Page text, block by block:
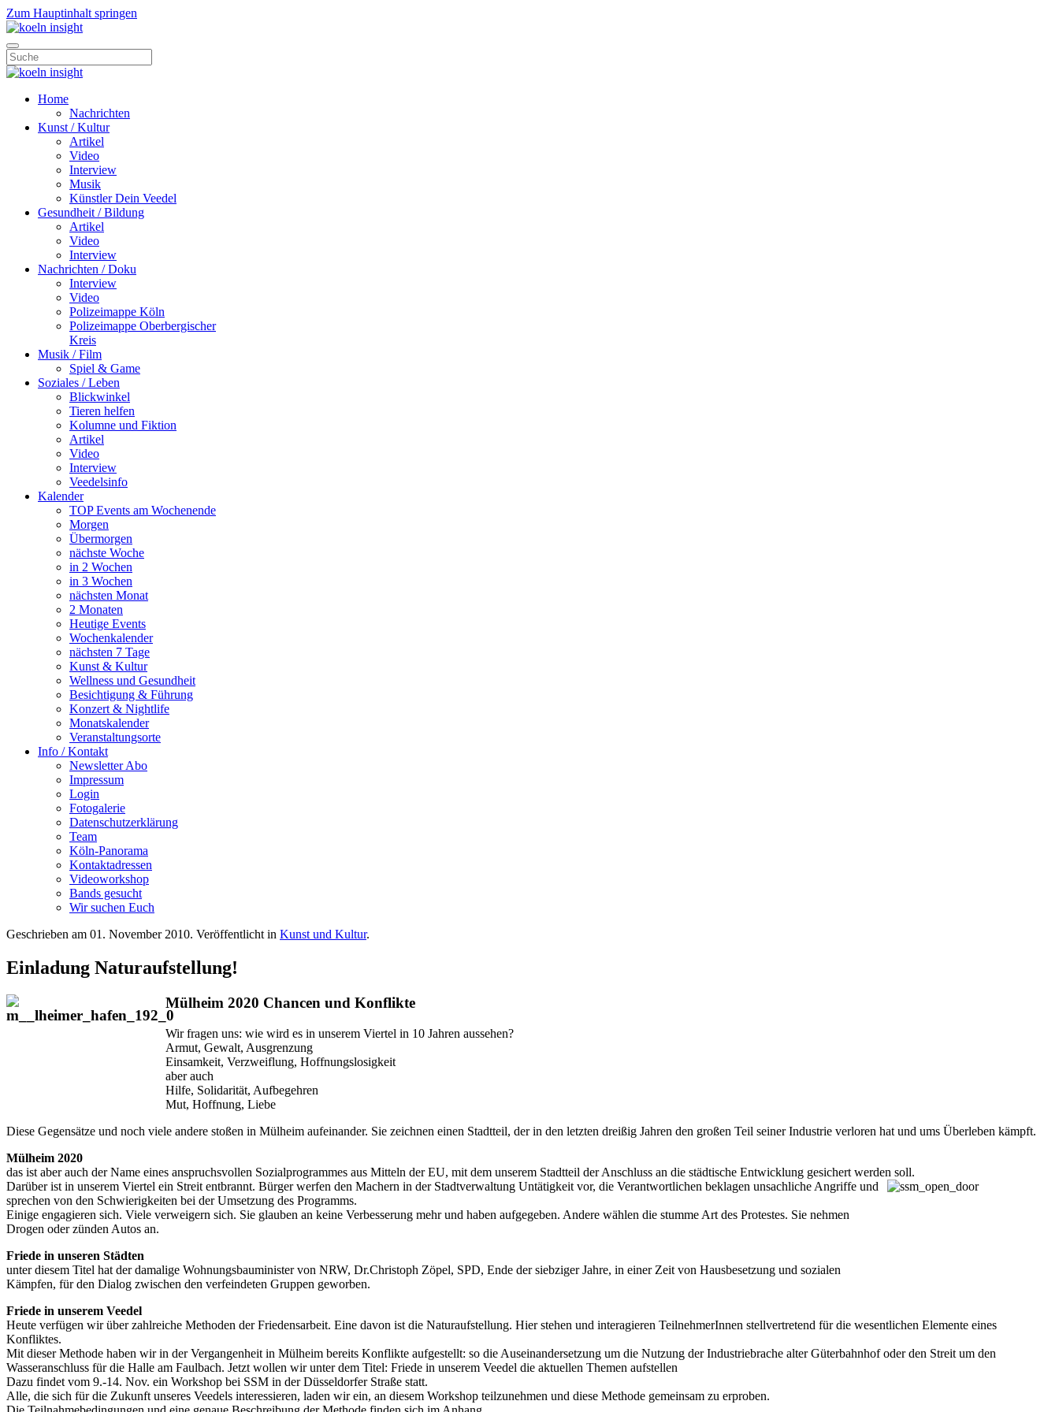
Zum Hauptinhalt springen
Home
Nachrichten
Kunst / Kultur
Artikel
Video
Interview
Musik
Künstler Dein Veedel
Gesundheit / Bildung
Artikel
Video
Interview
Nachrichten / Doku
Interview
Video
Polizeimappe Köln
Polizeimappe Oberbergischer
Kreis
Musik / Film
Spiel & Game
Soziales / Leben
Blickwinkel
Tieren helfen
Kolumne und Fiktion
Artikel
Video
Interview
Veedelsinfo
Kalender
TOP Events am Wochenende
Morgen
Übermorgen
nächste Woche
in 2 Wochen
in 3 Wochen
nächsten Monat
2 Monaten
Heutige Events
Wochenkalender
nächsten 7 Tage
Kunst & Kultur
Wellness und Gesundheit
Besichtigung & Führung
Konzert & Nightlife
Monatskalender
Veranstaltungsorte
Info / Kontakt
Newsletter Abo
Impressum
Login
Fotogalerie
Datenschutzerklärung
Team
Köln-Panorama
Kontaktadressen
Videoworkshop
Bands gesucht
Wir suchen Euch
Geschrieben am 01. November 2010. Veröffentlicht in Kunst und Kultur.
Einladung Naturaufstellung!
Mülheim 2020 Chancen und Konflikte
Wir fragen uns: wie wird es in unserem Viertel in 10 Jahren aussehen?
Armut, Gewalt, Ausgrenzung
Einsamkeit, Verzweiflung, Hoffnungslosigkeit
aber auch
Hilfe, Solidarität, Aufbegehren
Mut, Hoffnung, Liebe
Diese Gegensätze und noch viele andere stoßen in Mülheim aufeinander. Sie zeichnen einen Stadtteil, der in den letzten dreißig Jahren den großen Teil seiner Industrie verloren hat und ums Überleben kämpft.
Mülheim 2020
das ist aber auch der Name eines anspruchsvollen Sozialprogrammes aus Mitteln der EU, mit dem unserem Stadtteil der Anschluss an die städtische Entwicklung gesichert werden soll.
Darüber ist in unserem Viertel ein Streit entbrannt. Bürger werfen den Machern in der Stadtverwaltung Untätigkeit vor, die Verantwortlichen beklagen unsachliche Angriffe und
sprechen von den Schwierigkeiten bei der Umsetzung des Programms.
Einige engagieren sich. Viele verweigern sich. Sie glauben an keine Verbesserung mehr und haben aufgegeben. Andere wählen die stumme Art des Protestes. Sie nehmen
Drogen oder zünden Autos an.
Friede in unseren Städten
unter diesem Titel hat der damalige Wohnungsbauminister von NRW, Dr.Christoph Zöpel, SPD, Ende der siebziger Jahre, in einer Zeit von Hausbesetzung und sozialen
Kämpfen, für den Dialog zwischen den verfeindeten Gruppen geworben.
Friede in unserem Veedel
Heute verfügen wir über zahlreiche Methoden der Friedensarbeit. Eine davon ist die Naturaufstellung. Hier stehen und interagieren TeilnehmerInnen stellvertretend für die wesentlichen Elemente eines
Konfliktes.
Mit dieser Methode haben wir in der Vergangenheit in Mülheim bereits Konflikte aufgestellt: so die Auseinandersetzung um die Nutzung der Industriebrache alter Güterbahnhof oder den Streit um den
Wasseranschluss für die Halle am Faulbach. Jetzt wollen wir unter dem Titel: Friede in unserem Veedel die aktuellen Themen aufstellen
Dazu findet vom 9.-14. Nov. ein Workshop bei SSM in der Düsseldorfer Straße statt.
Alle, die sich für die Zukunft unseres Veedels interessieren, laden wir ein, an diesem Workshop teilzunehmen und diese Methode gemeinsam zu erproben.